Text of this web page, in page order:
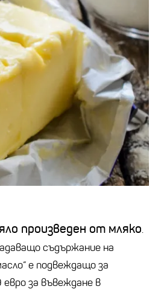
произведен от мляко.
съдържание на
е подвеждащо за
за въвеждане в